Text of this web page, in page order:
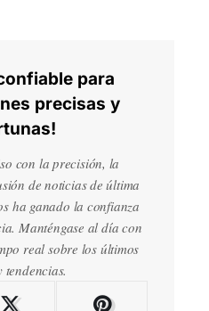
para
precisas y
con la precisión, la
de noticias de última
ha ganado la confianza
Manténgase al día con
real sobre los últimos
tendencias.